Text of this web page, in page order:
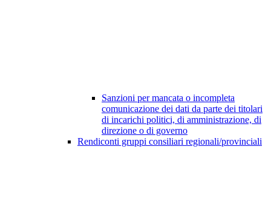
Sanzioni per mancata o incompleta
comunicazione dei dati da parte dei titolari
di incarichi politici, di amministrazione, di
direzione o di governo
Rendiconti gruppi consiliari regionali/provinciali